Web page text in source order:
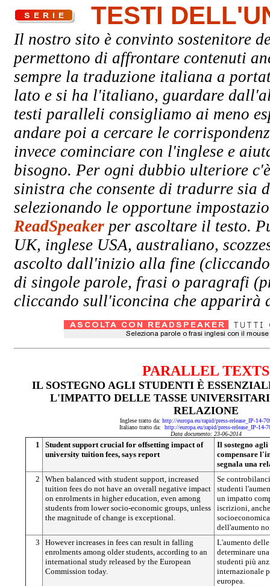
TESTI
Il nostro sito è convinto sostenitore
permettono di affrontare contenuti
sempre la traduzione italiana a
lato e si ha l'italiano, guardare
testi paralleli consigliamo ai meno
andare poi a cercare le
invece cominciare con l'inglese e
bisogno. Per ogni dubbio ulteriore
sinistra che consente di tradurre
selezionando le opportune
ReadSpeaker per ascoltare il testo.
UK, inglese USA, australiano,
ascolto dall'inizio alla fine
di singole parole, frasi o paragrafi
cliccando sull'iconcina che apparirà
PARALLEL TEXTS
IL SOSTEGNO AGLI STUDENTI È
L'IMPATTO DELLE TASSE
RELAZIONE
Inglese tratto da: http://europa.eu/rapid/press-release_IP-14-
Italiano tratto da: http://europa.eu/rapid/press-release_IP-14-
Data documento: 23-06-2014
1
Student support crucial for offsetting impact of
university tuition fees, says report
Il sostegno agli
compensare
segnala una
2
When balanced with student support, increased
tuition fees do not have an overall negative impact
on enrolments in higher education, even among
students from lower socio-economic groups, unless
the magnitude of change is exceptional.
Se
studenti
un impatto
iscrizioni,
dell'aumento
3
However increases in fees can result in falling
enrolments among older students, according to an
international study released by the European
Commission today.
L'aumento
determinare
studenti più
internazionale
europea.